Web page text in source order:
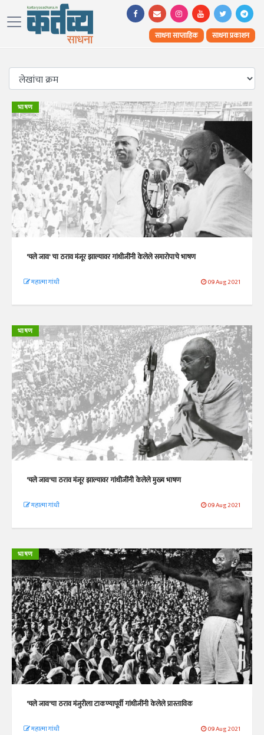
साधना साप्ताहिक साधना प्रकाशन
भाषण
'चले जाव' चा ठराव मंजूर झाल्यावर गांधीजींनी केलेले समारोपाचे भाषण
महात्मा गांधी 09 Aug 2021
भाषण
'चले जाव'चा ठराव मंजूर झाल्यावर गांधीजींनी केलेले मुख्य भाषण
महात्मा गांधी 09 Aug 2021
भाषण
'चले जाव'चा ठराव मंजुरीला टाकण्यापूर्वी गांधीजींनी केलेले प्रास्ताविक
महात्मा गांधी 09 Aug 2021